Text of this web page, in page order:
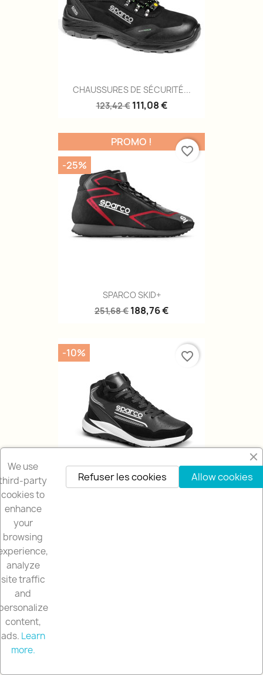
CHAUSSURES DE SÉCURITÉ...
123,42 € 111,08 €
SPARCO SKID+
251,68 € 188,76 €
PROMO !
-25%
favorite_border
-10% favorite_border
We use
party
cookies to
enhance
your
browsing
analyze
site traffic
and
content,
ads. Learn
more.
Allow cookies
Refuser les cookies